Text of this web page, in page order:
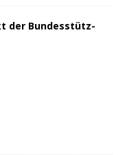
der Bun­des­stütz­